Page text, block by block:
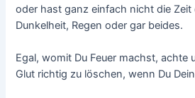
oder hast ganz einfach nicht die Zeit
Dunkelheit, Regen oder gar beides.
Egal, womit Du Feuer machst, achte
Glut richtig zu löschen, wenn Du